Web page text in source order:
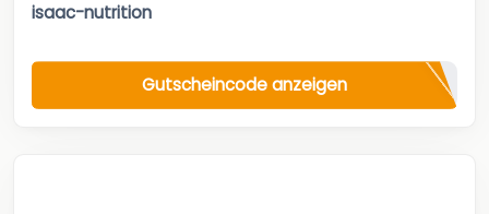
isaac-nutrition
Gutscheincode anzeigen